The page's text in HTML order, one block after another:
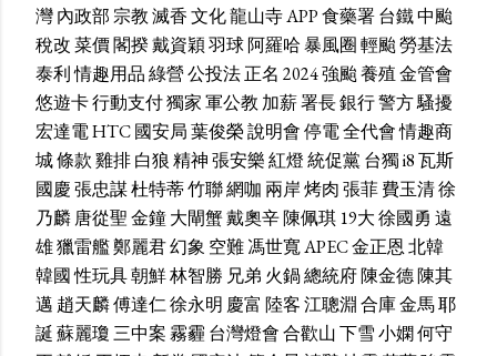
灣內政部宗教滅香文化龍山寺APP食藥署台鐵中颱
稅改菜價閣揆戴資穎羽球阿羅哈暴風圈輕颱勞基法
泰利情趣用品綠營公投法正名 2024強颱養殖金管會
悠遊卡行動支付獨家軍公教 加薪署長銀行警方騷擾
宏達電HTC國安局葉俊榮說明會停電全代會情趣商
城條款雞排白狼精神張安樂紅燈統促黨台獨i8瓦斯
國慶張忠謀杜特蒂竹聯網咖 兩岸烤肉張菲費玉清徐
乃麟唐從聖金鐘大閘蟹戴奧辛陳佩琪 19大徐國勇 遠
雄獵雷艦鄭麗君幻象 空難馮世寬APEC金正恩北韓
韓國性玩具朝鮮林智勝 兄弟 火鍋總統府陳金德陳其
邁 趙天麟傅達仁徐永明 慶富 陸客江聰淵合庫金馬耶
誕蘇麗瓊三中案霧霾 台灣燈會合歡山下雪小嫻何守